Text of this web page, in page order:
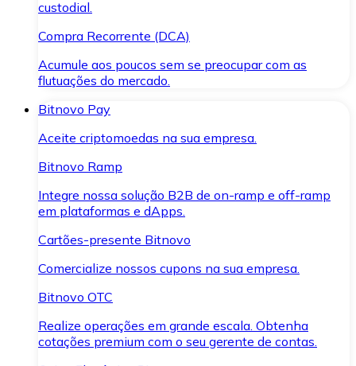
custodial.
Compra Recorrente (DCA)
Acumule aos poucos sem se preocupar com as
flutuações do mercado.
Bitnovo Pay
Aceite criptomoedas na sua empresa.
Bitnovo Ramp
Integre nossa solução B2B de on-ramp e off-ramp
em plataformas e dApps.
Cartões-presente Bitnovo
Comercialize nossos cupons na sua empresa.
Bitnovo OTC
Realize operações em grande escala. Obtenha
cotações premium com o seu gerente de contas.